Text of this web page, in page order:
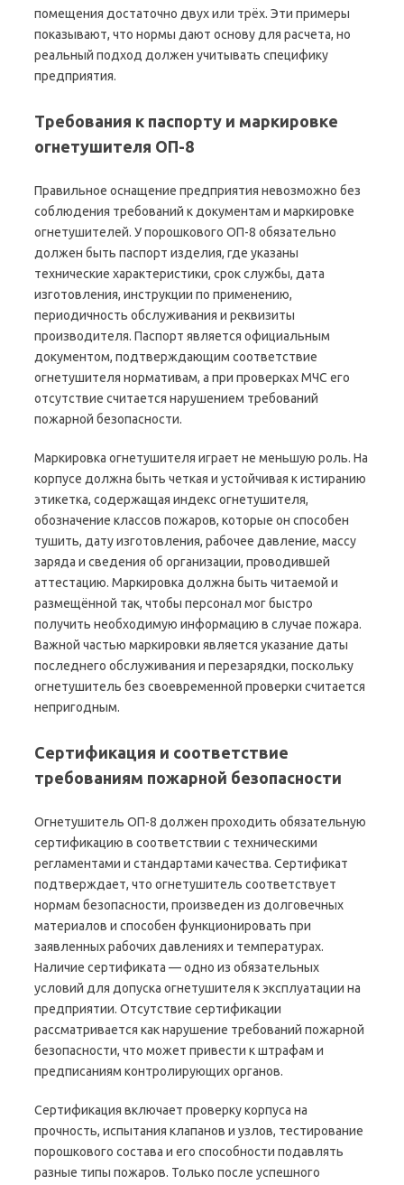
помещения достаточно двух или трёх. Эти примеры
показывают, что нормы дают основу для расчета, но
реальный подход должен учитывать специфику
предприятия.
Требования к паспорту и маркировке
огнетушителя ОП-8
Правильное оснащение предприятия невозможно без
соблюдения требований к документам и маркировке
огнетушителей. У порошкового ОП-8 обязательно
должен быть паспорт изделия, где указаны
технические характеристики, срок службы, дата
изготовления, инструкции по применению,
периодичность обслуживания и реквизиты
производителя. Паспорт является официальным
документом, подтверждающим соответствие
огнетушителя нормативам, а при проверках МЧС его
отсутствие считается нарушением требований
пожарной безопасности.
Маркировка огнетушителя играет не меньшую роль. На
корпусе должна быть четкая и устойчивая к истиранию
этикетка, содержащая индекс огнетушителя,
обозначение классов пожаров, которые он способен
тушить, дату изготовления, рабочее давление, массу
заряда и сведения об организации, проводившей
аттестацию. Маркировка должна быть читаемой и
размещённой так, чтобы персонал мог быстро
получить необходимую информацию в случае пожара.
Важной частью маркировки является указание даты
последнего обслуживания и перезарядки, поскольку
огнетушитель без своевременной проверки считается
непригодным.
Сертификация и соответствие
требованиям пожарной безопасности
Огнетушитель ОП-8 должен проходить обязательную
сертификацию в соответствии с техническими
регламентами и стандартами качества. Сертификат
подтверждает, что огнетушитель соответствует
нормам безопасности, произведен из долговечных
материалов и способен функционировать при
заявленных рабочих давлениях и температурах.
Наличие сертификата — одно из обязательных
условий для допуска огнетушителя к эксплуатации на
предприятии. Отсутствие сертификации
рассматривается как нарушение требований пожарной
безопасности, что может привести к штрафам и
предписаниям контролирующих органов.
Сертификация включает проверку корпуса на
прочность, испытания клапанов и узлов, тестирование
порошкового состава и его способности подавлять
разные типы пожаров. Только после успешного